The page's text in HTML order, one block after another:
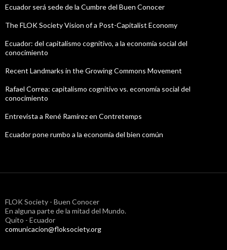
Ecuador será sede de la Cumbre del Buen Conocer
The FLOK Society Vision of a Post-Capitalist Economy
Ecuador: del capitalismo cognitivo, a la economía social del
conocimiento
Recent Landmarks in the Growing Commons Movement
Rafael Correa: capitalismo cognitivo vs. economía social del
conocimiento
Entrevista a René Ramírez en Contretemps
Ecuador pone rumbo a la economía del bien común
FLOK Society - Buen Conocer
En alguna parte de la mitad del Mundo.
Quito - Ecuador
comunicacion@floksociety.org